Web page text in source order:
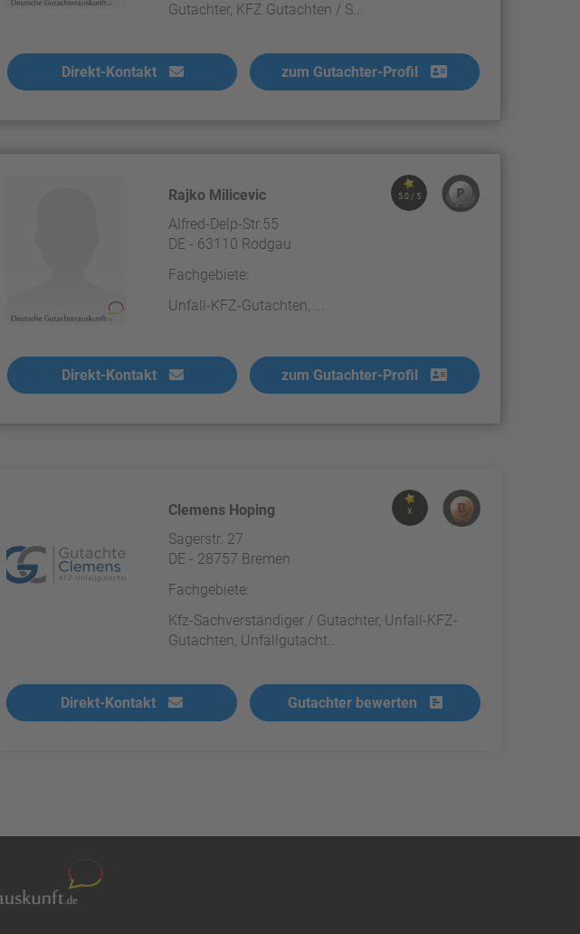
Gutachter, KFZ Gutachten / S...
Direkt-Kontakt zum Gutachter-Profil
5.0 / 5
Rajko Milicevic
Alfred-Delp-Str.55
DE - 63110 Rodgau
Fachgebiete:
Unfall-KFZ-Gutachten, ...
Direkt-Kontakt zum Gutachter-Profil
X
Clemens Hoping
Sagerstr. 27
DE - 28757 Bremen
Fachgebiete:
Kfz-Sachverständiger / Gutachter, Unfall-KFZ-
Gutachten, Unfallgutacht...
Direkt-Kontakt Gutachter bewerten